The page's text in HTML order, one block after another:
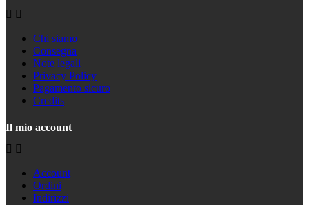
 
Chi siamo
Consegna
Note legali
Privacy Policy
Pagamento sicuro
Credits
Il mio account
 
Account
Ordini
Indirizzi